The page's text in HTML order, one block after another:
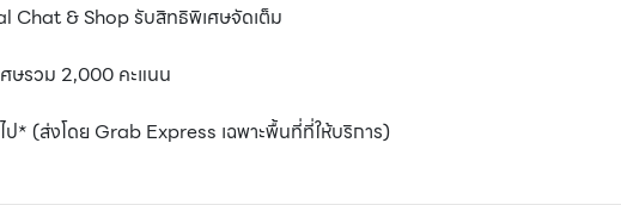
Chat & Shop รับสิทธิพิเศษจัดเต็ม
ษรวม 2,000 คะแนน
(ส่งโดย Grab Express เฉพาะพื้นที่ที่ให้บริการ)